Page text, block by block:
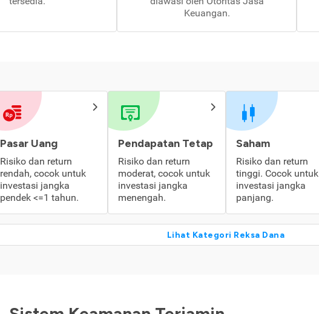
Keuangan.
Pasar Uang
Risiko dan return
rendah, cocok untuk
investasi jangka
pendek <=1 tahun.
Pendapatan Tetap
Risiko dan return
moderat, cocok untuk
investasi jangka
menengah.
Saham
Risiko dan return
tinggi. Cocok untuk
investasi jangka
panjang.
Lihat Kategori Reksa Dana